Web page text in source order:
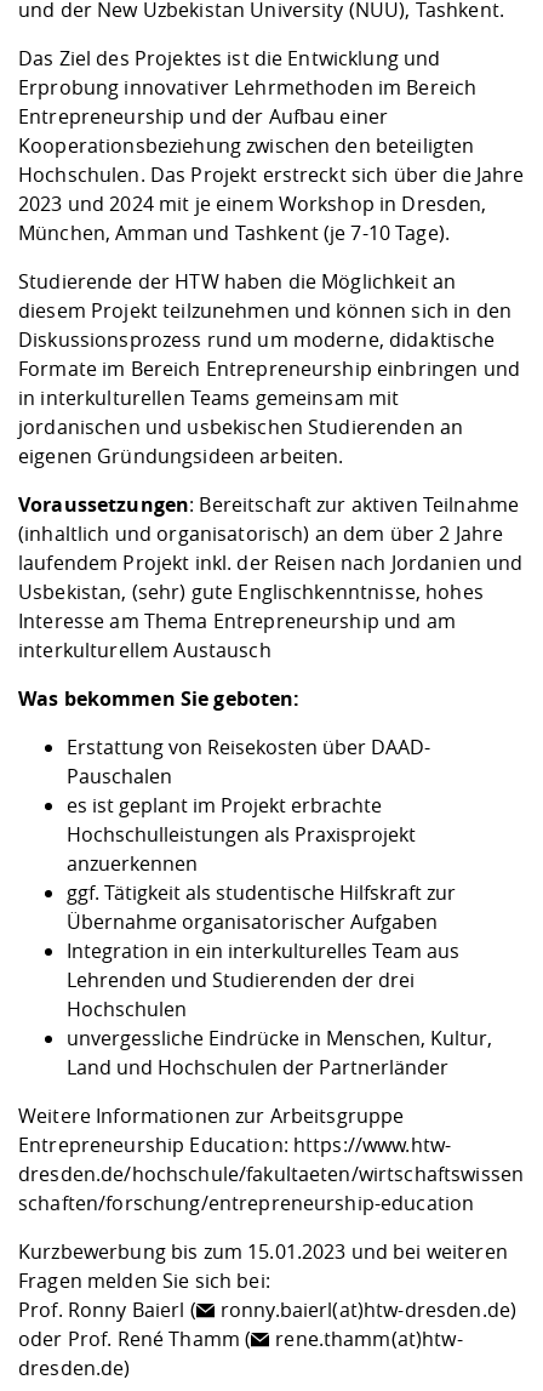
Vorbereitung
Checkliste zum
Studien- und
und Physik
Digitales Lernen
Fremdsprachen
Studieren in
Lebenslagen
Studentenwerk
Angebote der
Arbeit
Career Service
Lehren,
Weiterbilden im
Formulare und
Internationale
Formulare und
FIS -
Prototyping und
Gründung und
Kooperationen
Kontakt &
Klimaschutz &
Gremien und
Informatik/
Landbau/
Maschinenbau
Angebote für Unternehmen
Kontakt und Anfahrt
Qualitätssicherung
und der New Uzbekistan University (NUU), Tashkent.
Das Ziel des Projektes ist die Entwicklung und
Erprobung innovativer Lehrmethoden im Bereich
Entrepreneurship und der Aufbau einer
Kooperationsbeziehung zwischen den beteiligten
Hochschulen. Das Projekt erstreckt sich über die Jahre
2023 und 2024 mit je einem Workshop in Dresden,
München, Amman und Tashkent (je 7-10 Tage).
Studierende der HTW haben die Möglichkeit an
diesem Projekt teilzunehmen und können sich in den
Diskussionsprozess rund um moderne, didaktische
Formate im Bereich Entrepreneurship einbringen und
in interkulturellen Teams gemeinsam mit
jordanischen und usbekischen Studierenden an
eigenen Gründungsideen arbeiten.
Voraussetzungen: Bereitschaft zur aktiven Teilnahme
(inhaltlich und organisatorisch) an dem über 2 Jahre
laufendem Projekt inkl. der Reisen nach Jordanien und
Usbekistan, (sehr) gute Englischkenntnisse, hohes
Interesse am Thema Entrepreneurship und am
interkulturellem Austausch
Was bekommen Sie geboten:
Erstattung von Reisekosten über DAAD-
Pauschalen
es ist geplant im Projekt erbrachte
Hochschulleistungen als Praxisprojekt
anzuerkennen
ggf. Tätigkeit als studentische Hilfskraft zur
Übernahme organisatorischer Aufgaben
Integration in ein interkulturelles Team aus
Lehrenden und Studierenden der drei
Hochschulen
unvergessliche Eindrücke in Menschen, Kultur,
Land und Hochschulen der Partnerländer
Weitere Informationen zur Arbeitsgruppe
Entrepreneurship Education: https://www.htw-
dresden.de/hochschule/fakultaeten/wirtschaftswissen
schaften/forschung/entrepreneurship-education
Kurzbewerbung bis zum 15.01.2023 und bei weiteren
Fragen melden Sie sich bei:
Prof. Ronny Baierl (
ronny.baierl(at)htw-dresden.de)
oder Prof. René Thamm (
rene.thamm(at)htw-
dresden.de)